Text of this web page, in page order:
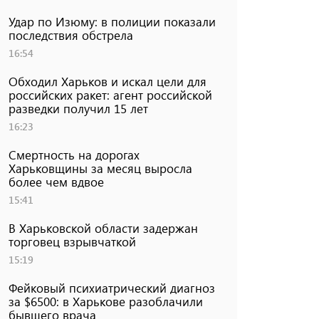
Удар по Изюму: в полиции показали
последствия обстрела
16:54
Обходил Харьков и искал цели для
российских ракет: агент российской
разведки получил 15 лет
16:23
Смертность на дорогах
Харьковщины за месяц выросла
более чем вдвое
15:41
В Харьковской области задержан
торговец взрывчаткой
15:19
Фейковый психиатрический диагноз
за $6500: в Харькове разоблачили
бывшего врача